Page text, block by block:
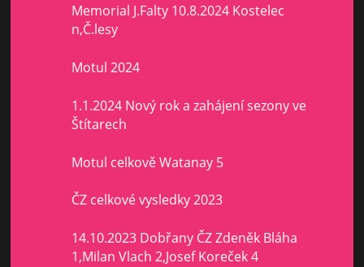
Memorial J.Falty 10.8.2024 Kostelec
n,Č.lesy
Motul 2024
1.1.2024 Nový rok a zahájení sezony ve
Štítarech
Motul celkově Watanay 5
ČZ celkové vysledky 2023
14.10.2023 Dobřany ČZ Zdeněk Bláha
1,Milan Vlach 2,Josef Koreček 4